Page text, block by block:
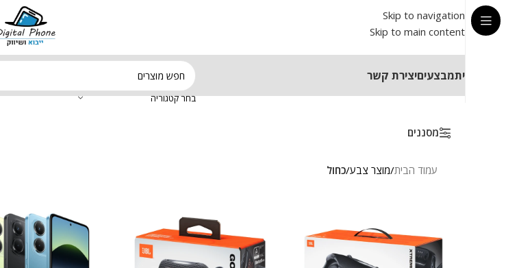
Skip to navigation
Skip to main content
ביתמבצעיםיצירת קשר
בחר קטגוריה
מסננים
עמוד הבית/מוצר צבע/כחול